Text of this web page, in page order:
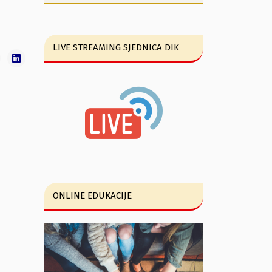
kandidat Aleksa Bečić
LIVE STREAMING SJEDNICA DIK
ONLINE EDUKACIJE